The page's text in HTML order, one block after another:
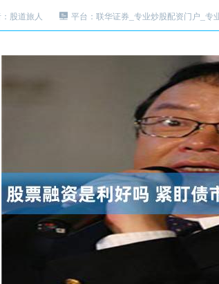
股道旅人 平台：联华证券_专业炒股配资门户_专